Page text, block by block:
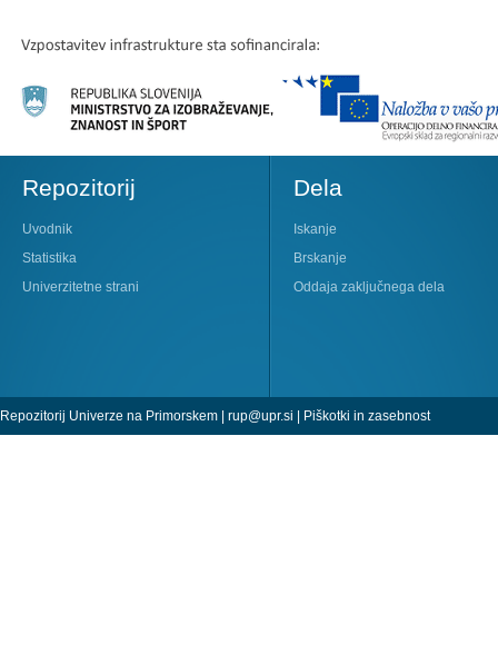
Repozitorij
Uvodnik
Statistika
Univerzitetne strani
Dela
Iskanje
Brskanje
Oddaja zaključnega dela
Repozitorij Univerze na Primorskem | rup@upr.si | Piškotki in zasebnost